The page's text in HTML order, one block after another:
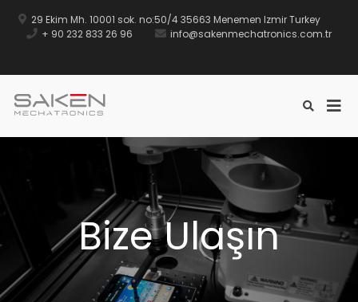
29 Ekim Mh. 10001 sok. no:50/4 35663 Menemen Izmir Turkey
+ 90 232 833 26 96
info@sakenmechatronics.com.tr
Bize Ulaşın